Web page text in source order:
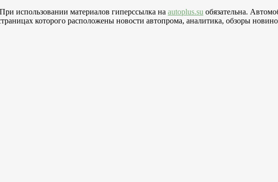
использовании материалов гиперссылка на autoplus.su обязательна.
которого расположены новости автопрома, аналитика, обзоры